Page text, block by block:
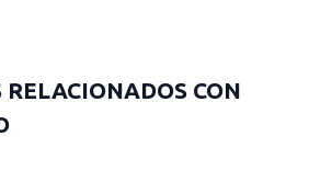
RELACIONADOS CON